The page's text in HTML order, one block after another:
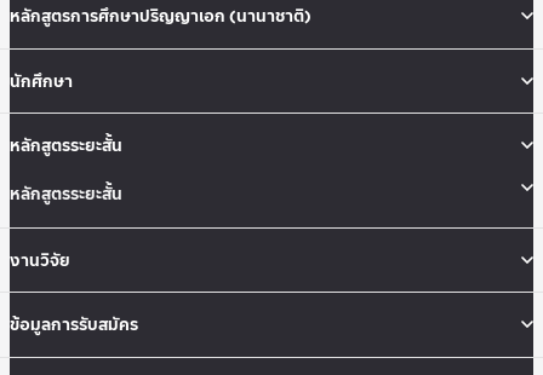
หลักสูตรการศึกษาปริญญาเอก (นานาชาติ)
นักศึกษา
หลักสูตรระยะสั้น
หลักสูตรระยะสั้น
งานวิจัย
ข้อมูลการรับสมัคร